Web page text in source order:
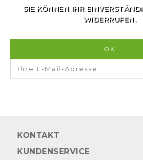
SIE KÖNNEN IHR
WIDERRUFEN.
KONTAKT
KUNDENSERVICE